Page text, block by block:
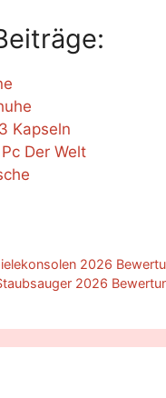
Kapseln
Der Welt
2026
2026